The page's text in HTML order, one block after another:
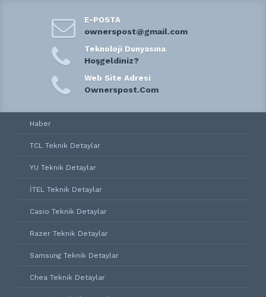
E-POSTA
ownerspost@gmail.com
Teknoloji Dunyasına
Hoşgeldiniz?
Web Site Adresi
Ownerspost.Com
Haber
TCL Teknik Detaylar
YU Teknik Detaylar
İTEL Teknik Detaylar
Casio Teknik Detaylar
Razer Teknik Detaylar
Samsung Teknik Detaylar
Chea Teknik Detaylar